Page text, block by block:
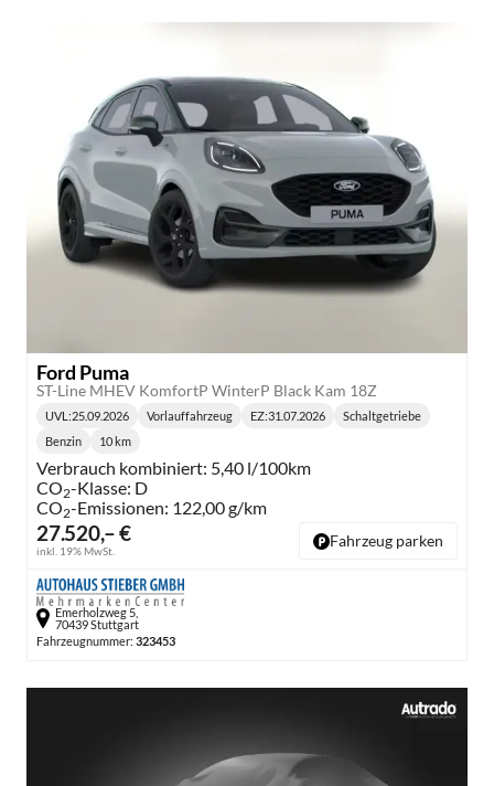
Ford Puma
ST-Line MHEV KomfortP WinterP Black Kam 18Z
27.520,– €
inkl. 19% MwSt.
UVL :25.09.2026 Vorlauffahrzeug EZ:31.07.2026
Getriebe:
Schaltgetriebe
Benzin 10 km
Verbrauch kombiniert: 5,40 l/100km
CO2-Klasse: D
CO2-Emissionen: 122,00 g/km
Fahrzeug parken
Emerholzweg 5,
70439 Stuttgart
Fahrzeugnummer: 323453